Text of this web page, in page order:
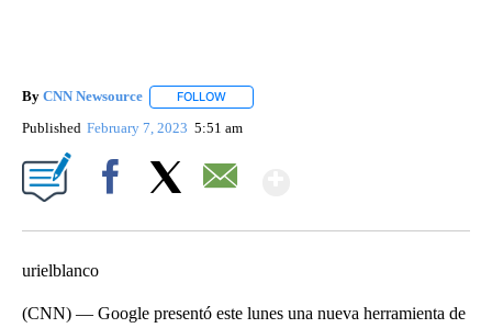
By CNN Newsource FOLLOW
Published February 7, 2023 5:51 am
urielblanco
(CNN) — Google presentó este lunes una nueva herramienta de